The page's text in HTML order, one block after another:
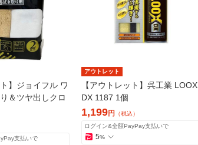
】ジョイフル ワ
＆ツヤ出しクロ
支払いで
アウトレット
【アウトレット】呉工業 LOOX
DX 1187 1個
1,199円
（税込）
ログイン&全額PayPay支払いで
5%